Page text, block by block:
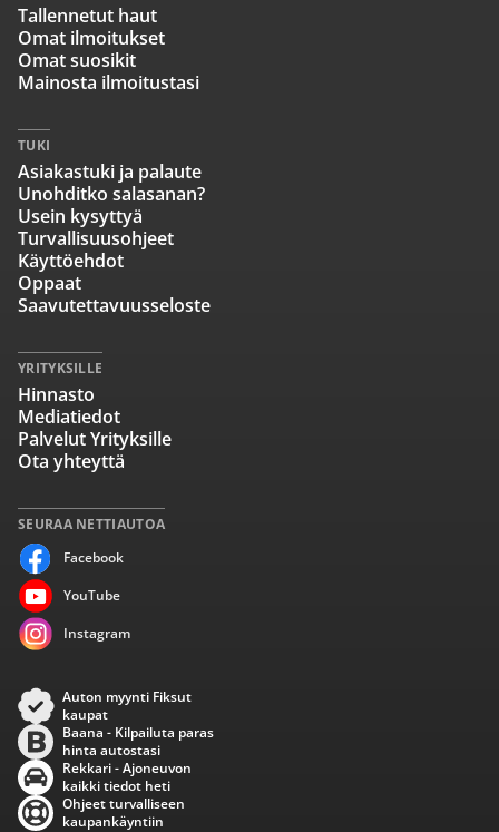
SEURAA NETTIAUTOA
Facebook
YouTube
Instagram
Tallennetut haut
Omat ilmoitukset
Omat suosikit
Mainosta ilmoitustasi
TUKI
Asiakastuki ja palaute
Unohditko salasanan?
Usein kysyttyä
Turvallisuusohjeet
Käyttöehdot
Oppaat
Saavutettavuusseloste
YRITYKSILLE
Hinnasto
Mediatiedot
Palvelut Yrityksille
Ota yhteyttä
Auton myynti Fiksut
kaupat
Baana - Kilpailuta paras
hinta autostasi
Rekkari - Ajoneuvon
kaikki tiedot heti
Ohjeet turvalliseen
kaupankäyntiin